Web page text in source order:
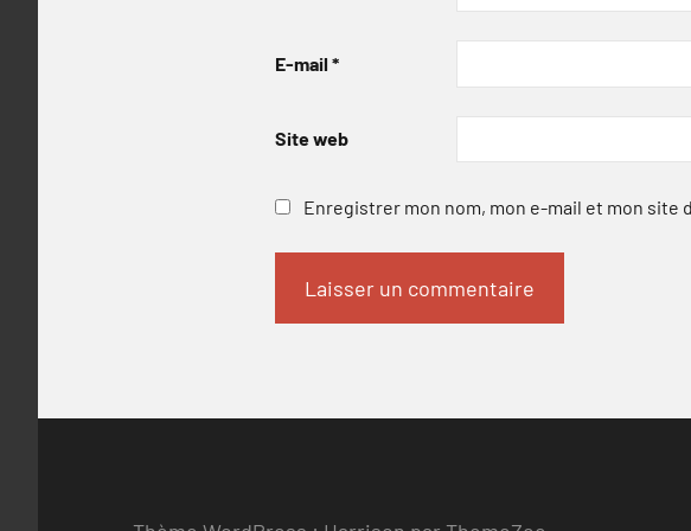
E-mail *
Site web
Enregistrer mon nom, mon e-mail et mon site